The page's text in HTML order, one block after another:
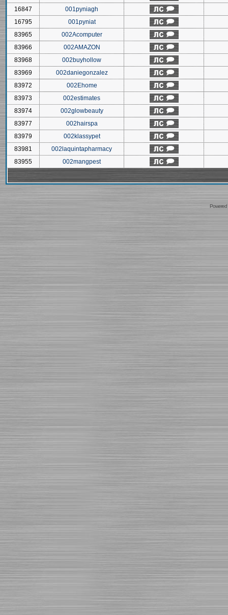
16847
001pyniagh
16795
001pyniat
83965
002Acomputer
83966
002AMAZON
83968
002buyhollow
83969
002daniegonzalez
83972
002Ehome
83973
002estimates
83974
002glowbeauty
83977
002hairspa
83979
002klassypet
83981
002laquintapharmacy
83955
002mangpest